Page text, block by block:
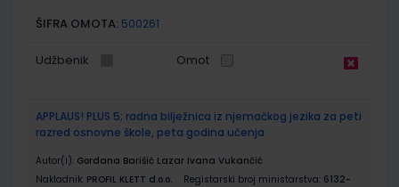
ŠIFRA OMOTA: 500261
Udžbenik Omot
APPLAUS! PLUS 5; radna bilježnica iz njemačkog jezika za peti
razred osnovne škole, peta godina učenja
Autor(i): Gordana Barišić Lazar Ivana Vukančić
Nakladnik: PROFIL KLETT d.o.o. Registarski broj ministarstva: 6132-